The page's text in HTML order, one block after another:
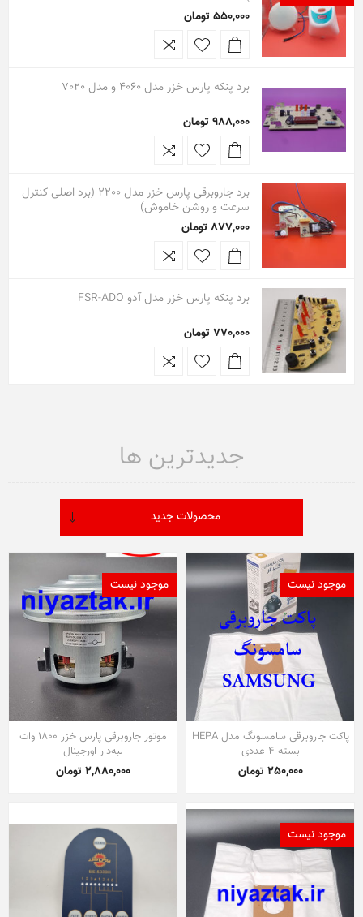
550,000 تومان
برد پنکه پارس خزر مدل 4060 و مدل 7020
988,000 تومان
برد جاروبرقی پارس خزر مدل 2200 (برد اصلی کنترل
سرعت و روشن خاموش)
877,000 تومان
برد پنکه پارس خزر مدل آدو FSR-ADO
770,000 تومان
جدیدترین ها
موجود نیست
پاکت جاروبرقی سامسونگ مدل HEPA
بسته 4 عددی
250,000 تومان
موجود نیست
موتور جاروبرقی پارس خزر 1800 وات
لبه‌دار اورجینال
2,880,000 تومان
موجود نیست